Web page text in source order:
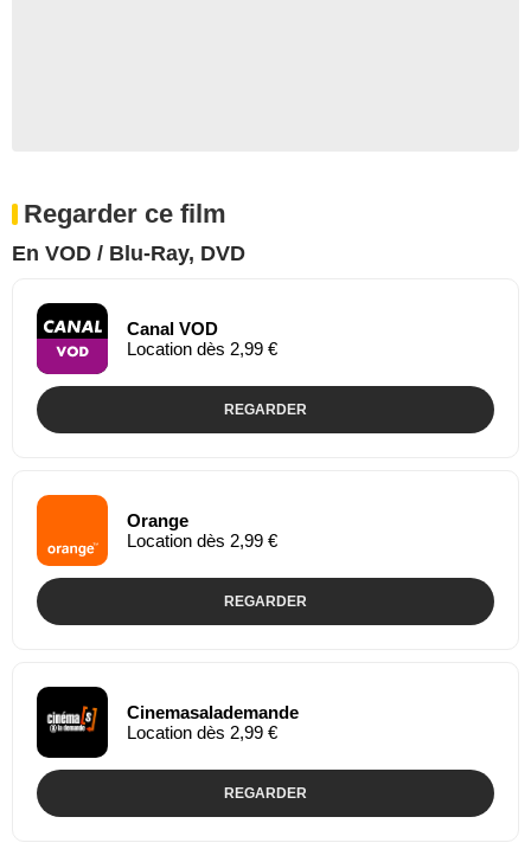
Regarder ce film
En VOD / Blu-Ray, DVD
Canal VOD
Location dès 2,99 €
REGARDER
Orange
Location dès 2,99 €
REGARDER
Cinemasalademande
Location dès 2,99 €
REGARDER